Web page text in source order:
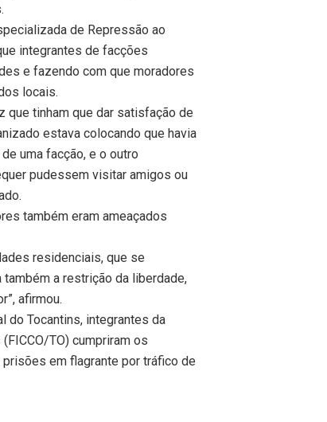
de Repressão ao
integrantes de facções
e fazendo com que moradores
locais.
que tinham que dar satisfação de
estava colocando que havia
uma facção, e o outro
pudessem visitar amigos ou
também eram ameaçados
residenciais, que se
a restrição da liberdade,
afirmou.
do Tocantins, integrantes da
TO) cumpriram os
em flagrante por tráfico de